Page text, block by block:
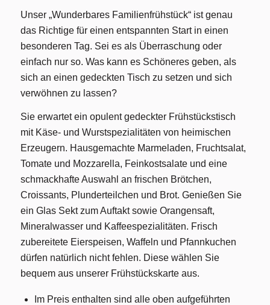
Unser „Wunderbares Familienfrühstück“ ist genau
das Richtige für einen entspannten Start in einen
besonderen Tag. Sei es als Überraschung oder
einfach nur so. Was kann es Schöneres geben, als
sich an einen gedeckten Tisch zu setzen und sich
verwöhnen zu lassen?
Sie erwartet ein opulent gedeckter Frühstückstisch
mit Käse- und Wurstspezialitäten von heimischen
Erzeugern. Hausgemachte Marmeladen, Fruchtsalat,
Tomate und Mozzarella, Feinkostsalate und eine
schmackhafte Auswahl an frischen Brötchen,
Croissants, Plunderteilchen und Brot. Genießen Sie
ein Glas Sekt zum Auftakt sowie Orangensaft,
Mineralwasser und Kaffeespezialitäten. Frisch
zubereitete Eierspeisen, Waffeln und Pfannkuchen
dürfen natürlich nicht fehlen. Diese wählen Sie
bequem aus unserer Frühstückskarte aus.
Im Preis enthalten sind alle oben aufgeführten